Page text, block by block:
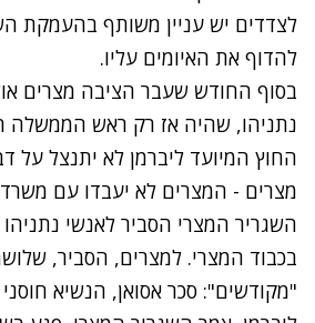
לצדדים יש עניין משותף בהעמקת
להדוף את האיומים עליו.
בסוף החודש שעבר הציבה מצרים
נתניהו, שהיה אז רק ראש הממשלה
החוץ המיועד ליברמן לא יתנצל על
מצרים - המצרים לא יעבדו עם
השגריר המצרי הסביר לאנשי נתניהו
בכבוד המצרי. למצרים, הסביר,
"מקודשים": סכר אסואן, הנשיא